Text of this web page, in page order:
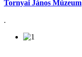
Tornyai János Múzeum
.